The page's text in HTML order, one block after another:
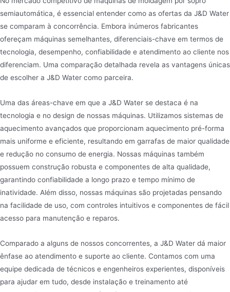
semiautomática, é essencial entender como as ofertas da J&D Water
se comparam à concorrência. Embora inúmeros fabricantes
ofereçam máquinas semelhantes, diferenciais-chave em termos de
tecnologia, desempenho, confiabilidade e atendimento ao cliente nos
diferenciam. Uma comparação detalhada revela as vantagens únicas
de escolher a J&D Water como parceira.
Uma das áreas-chave em que a J&D Water se destaca é na
tecnologia e no design de nossas máquinas. Utilizamos sistemas de
aquecimento avançados que proporcionam aquecimento pré-forma
mais uniforme e eficiente, resultando em garrafas de maior qualidade
e redução no consumo de energia. Nossas máquinas também
possuem construção robusta e componentes de alta qualidade,
garantindo confiabilidade a longo prazo e tempo mínimo de
inatividade. Além disso, nossas máquinas são projetadas pensando
na facilidade de uso, com controles intuitivos e componentes de fácil
acesso para manutenção e reparos.
Comparado a alguns de nossos concorrentes, a J&D Water dá maior
ênfase ao atendimento e suporte ao cliente. Contamos com uma
equipe dedicada de técnicos e engenheiros experientes, disponíveis
para ajudar em tudo, desde instalação e treinamento até